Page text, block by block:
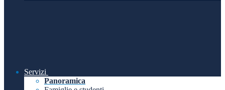
Servizi
Panoramica